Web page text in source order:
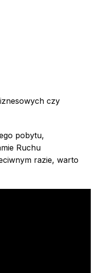
czy
pobytu,
Ruchu
razie, warto